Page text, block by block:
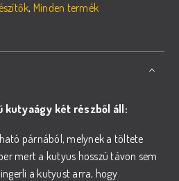
, Minden termék
kutyaágy két részből áll:
párnából, melynek a töltete
mert a kutyus hosszú távon sem
a kutyust arra, hogy